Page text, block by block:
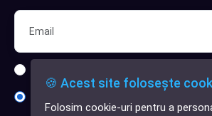
🍪 Acest site folosește
Folosim cookie-uri pentru a